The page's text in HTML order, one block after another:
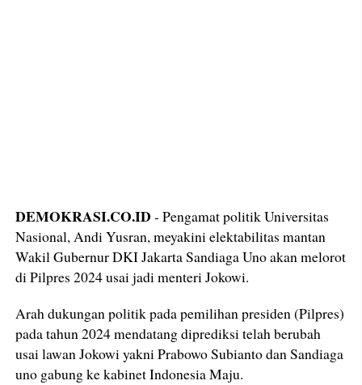
DEMOKRASI.CO.ID - Pengamat politik Universitas
Nasional, Andi Yusran, meyakini elektabilitas mantan
Wakil Gubernur DKI Jakarta Sandiaga Uno akan melorot
di Pilpres 2024 usai jadi menteri Jokowi.
Arah dukungan politik pada pemilihan presiden (Pilpres)
pada tahun 2024 mendatang diprediksi telah berubah
usai lawan Jokowi yakni Prabowo Subianto dan Sandiaga
uno gabung ke kabinet Indonesia Maju.